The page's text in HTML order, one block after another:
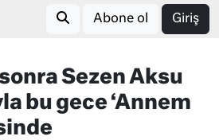
Abone ol Giriş
Sezen Aksu
bu gece ‘Annem